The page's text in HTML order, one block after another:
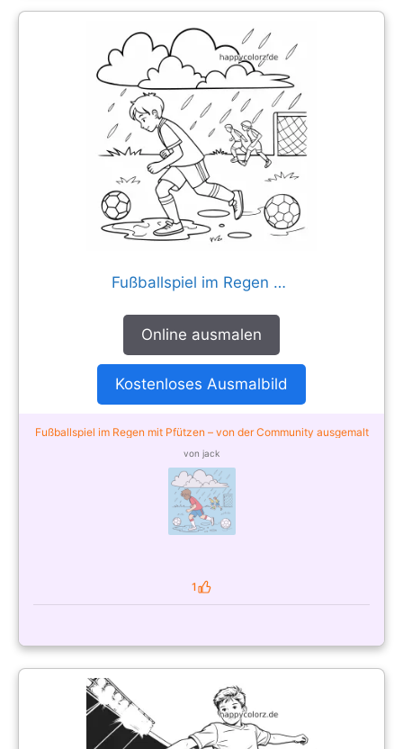
Fußballspiel im Regen mit Pfützen
Online ausmalen
Kostenloses Ausmalbild
Fußballspiel im Regen mit Pfützen – von der Community ausgemalt
von jack
1Likes